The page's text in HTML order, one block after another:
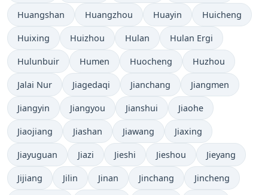
Huangshan Huangzhou Huayin Huicheng
Huixing Huizhou Hulan Hulan Ergi
Hulunbuir Humen Huocheng Huzhou
Jalai Nur Jiagedaqi Jianchang Jiangmen
Jiangyin Jiangyou Jianshui Jiaohe
Jiaojiang Jiashan Jiawang Jiaxing
Jiayuguan Jiazi Jieshi Jieshou Jieyang
Jijiang Jilin Jinan Jinchang Jincheng